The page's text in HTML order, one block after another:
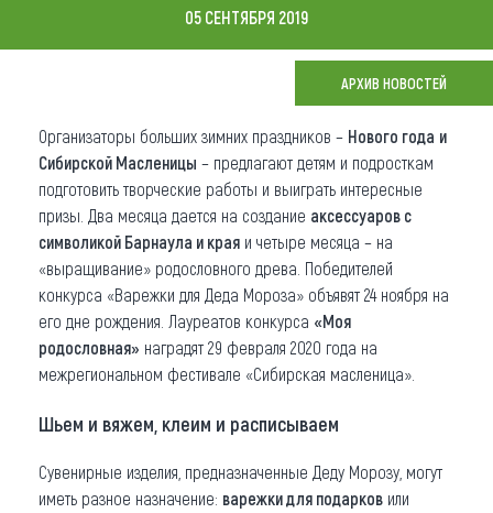
Карта
Что привезти (сувениры)
О регионе
Коллекция впечатлений
Другие рубрики
05 СЕНТЯБРЯ 2019
АРХИВ НОВОСТЕЙ
Организаторы больших зимних праздников – Нового года и
Сибирской Масленицы – предлагают детям и подросткам
подготовить творческие работы и выиграть интересные
призы. Два месяца дается на создание аксессуаров с
символикой Барнаула и края и четыре месяца – на
«выращивание» родословного древа. Победителей
конкурса «Варежки для Деда Мороза» объявят 24 ноября на
его дне рождения. Лауреатов конкурса «Моя
родословная» наградят 29 февраля 2020 года на
межрегиональном фестивале «Сибирская масленица».
Шьем и вяжем, клеим и расписываем
Сувенирные изделия, предназначенные Деду Морозу, могут
иметь разное назначение: варежки для подарков или